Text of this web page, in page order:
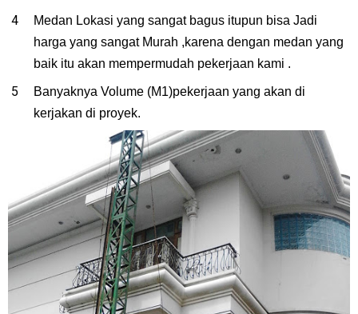
Medan Lokasi yang sangat bagus itupun bisa Jadi
harga yang sangat Murah ,karena dengan medan yang
baik itu akan mempermudah pekerjaan kami .
Banyaknya Volume (M1)pekerjaan yang akan di
kerjakan di proyek.